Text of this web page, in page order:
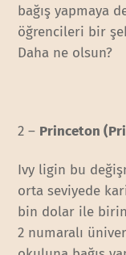
bağış yapmaya
öğrencileri bir
Daha ne olsun?
2 – Princeton
Ivy ligin bu
orta seviyede
bin dolar ile
2 numaralı